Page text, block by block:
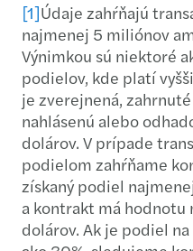
[1]Údaje zahŕňajú
najmenej 5 miliónov
Výnimkou sú niektoré
podielov, kde platí
je zverejnená,
nahlásenú alebo
dolárov. V prípade
podielom zahŕňame
získaný podiel
a kontrakt má
dolárov. Ak je podiel